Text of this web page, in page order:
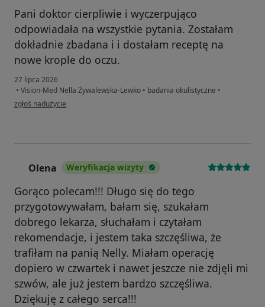
Pani doktor cierpliwie i wyczerpująco
odpowiadała na wszystkie pytania. Zostałam
dokładnie zbadana i i dostałam receptę na
nowe krople do oczu.
27 lipca 2026
• Vision-Med Nella Żywalewska-Lewko • badania okulistyczne •
w opinii użytkownika Ewa
zgłoś nadużycie
Olena Weryfikacja wizyty
Gorąco polecam!!! Długo się do tego
przygotowywałam, bałam się, szukałam
dobrego lekarza, słuchałam i czytałam
rekomendacje, i jestem taka szczęśliwa, że ​​
trafiłam na panią Nelly. Miałam operację
dopiero w czwartek i nawet jeszcze nie zdjęli mi
szwów, ale już jestem bardzo szczęśliwa.
Dziękuję z całego serca!!!